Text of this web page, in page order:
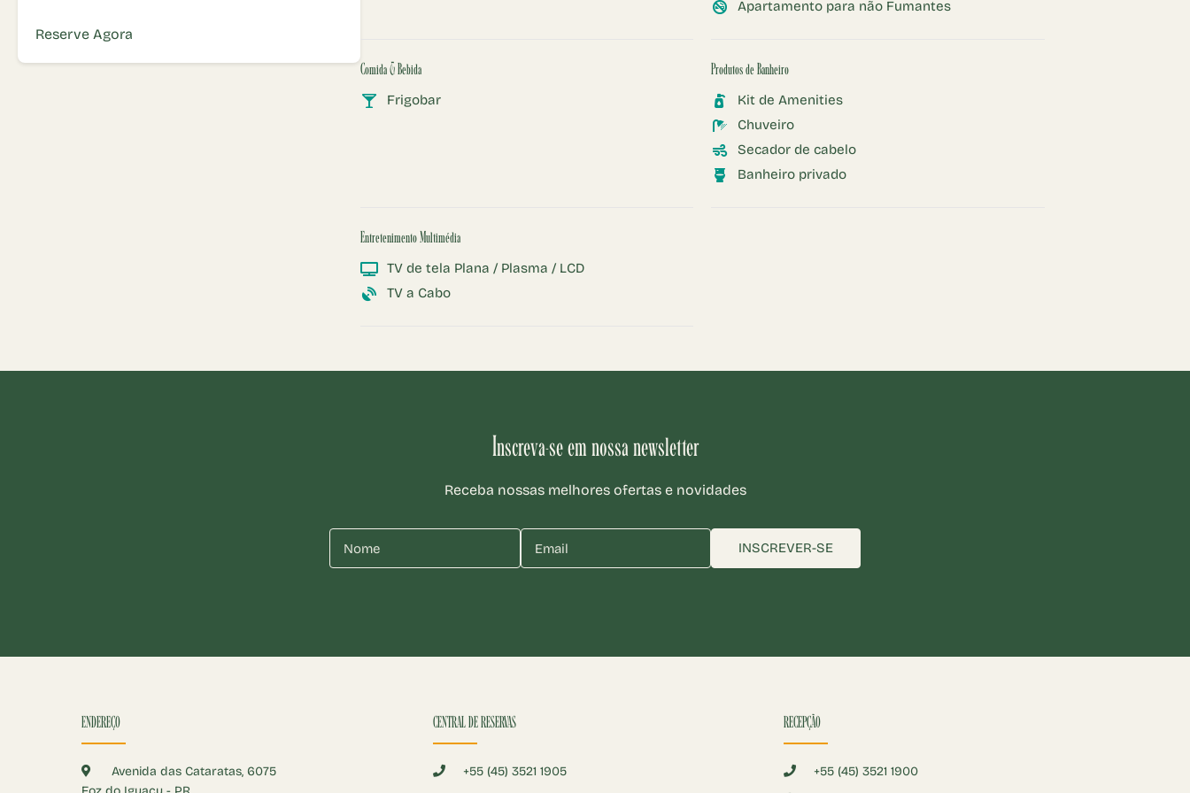
Reserve Agora
Apartamento para não Fumantes
Comida & Bebida
Frigobar
Produtos de Banheiro
Kit de Amenities
Chuveiro
Secador de cabelo
Banheiro privado
Entretenimento Multimédia
TV de tela Plana / Plasma / LCD
TV a Cabo
Inscreva-se em nossa newsletter
Receba nossas melhores ofertas e novidades
INSCREVER-SE
ENDEREÇO
Avenida das Cataratas, 6075
CENTRAL DE RESERVAS
+55 (45) 3521 1905
RECEPÇÃO
+55 (45) 3521 1900